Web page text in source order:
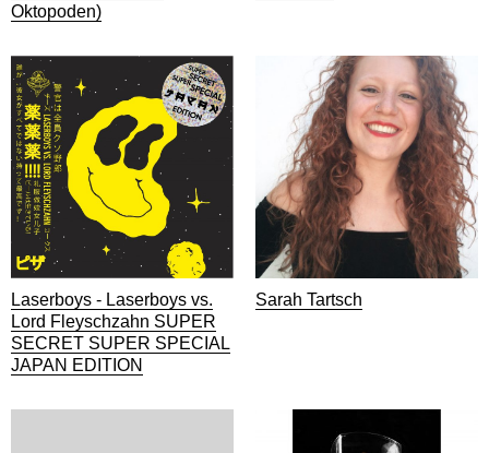
Oktopoden)
Laserboys - Laserboys vs.
Lord Fleyschzahn SUPER
SECRET SUPER SPECIAL
JAPAN EDITION
Sarah Tartsch